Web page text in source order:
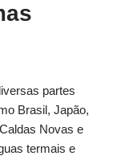
partes
Brasil, Japão,
Novas e
termais e